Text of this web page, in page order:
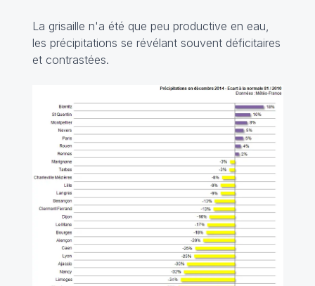
La grisaille n'a été que peu productive en eau,
les précipitations se révélant souvent déficitaires
et contrastées.